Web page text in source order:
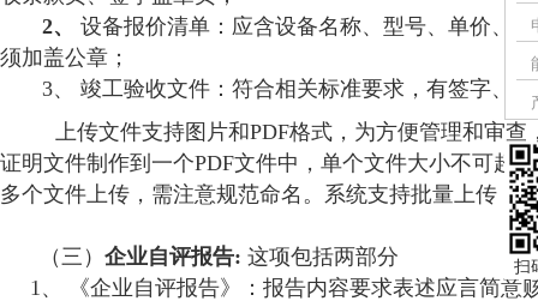
2、
设备报价清单：应含设备名称、型号、单价、
须加盖公章；
3、 竣工验收文件：符合相关标准要求，有签字
上传文件支持图片和PDF格式，为方便管理和审查
证明文件制作到一个PDF文件中，单个文件大小不可超
多个文件上传，需注意规范命名。系统支持批量上传，
（三） 企业自评报告: 这项包括两部分
1、 《企业自评报告》：报告内容要求表述应言简意
扫